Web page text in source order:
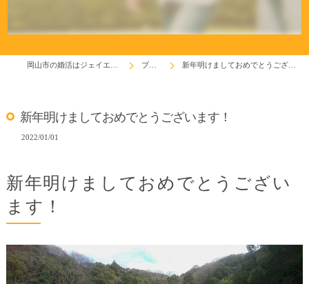
ブログ 新年明けましておめでとうございます！
新年明けましておめでとうございます！
2022/01/01
新年明けましておめでとうござい
ます！